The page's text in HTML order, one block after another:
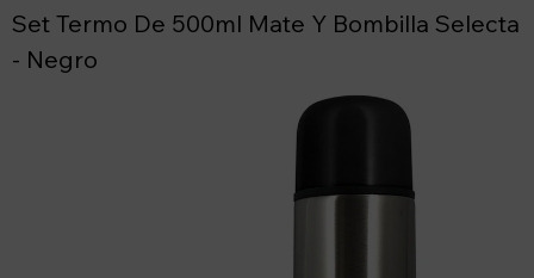
Set Termo De 500ml Mate Y Bombilla Selecta
- Negro